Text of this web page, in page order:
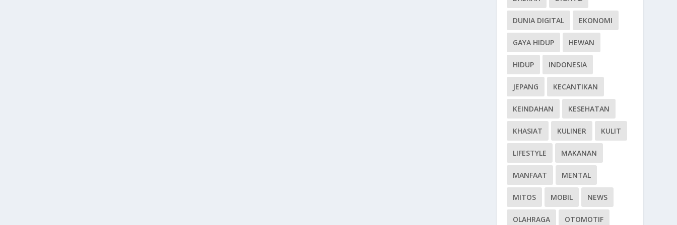
DUNIA DIGITAL EKONOMI
GAYA HIDUP HEWAN
HIDUP INDONESIA
JEPANG KECANTIKAN
KEINDAHAN KESEHATAN
KHASIAT KULINER KULIT
LIFESTYLE MAKANAN
MANFAAT MENTAL
MITOS MOBIL NEWS
OLAHRAGA OTOMOTIF